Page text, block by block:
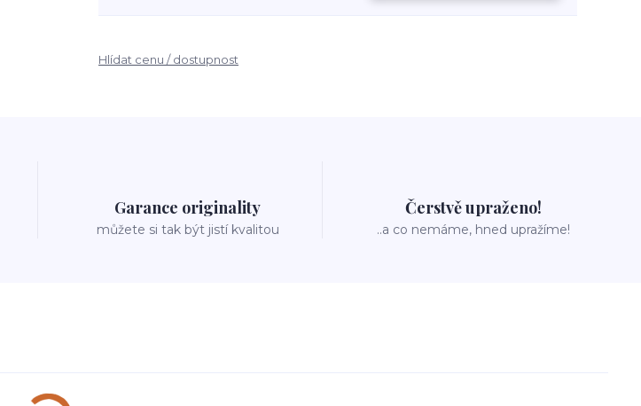
Hlídat cenu / dostupnost
Garance originality
můžete si tak být jistí kvalitou
Čerstvě upraženo!
..a co nemáme, hned upražíme!